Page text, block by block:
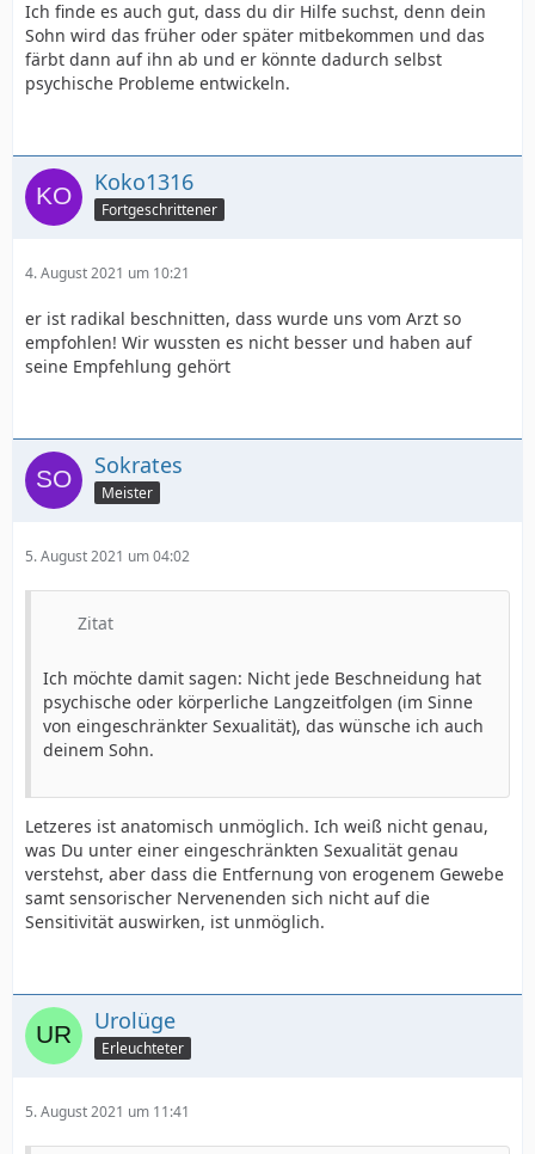
Ich finde es auch gut, dass du dir Hilfe suchst, denn dein
Sohn wird das früher oder später mitbekommen und das
färbt dann auf ihn ab und er könnte dadurch selbst
psychische Probleme entwickeln.
Koko1316
Fortgeschrittener
4. August 2021 um 10:21
er ist radikal beschnitten, dass wurde uns vom Arzt so
empfohlen! Wir wussten es nicht besser und haben auf
seine Empfehlung gehört
Sokrates
Meister
5. August 2021 um 04:02
Zitat
Ich möchte damit sagen: Nicht jede Beschneidung hat
psychische oder körperliche Langzeitfolgen (im Sinne
von eingeschränkter Sexualität), das wünsche ich auch
deinem Sohn.
Letzeres ist anatomisch unmöglich. Ich weiß nicht genau,
was Du unter einer eingeschränkten Sexualität genau
verstehst, aber dass die Entfernung von erogenem Gewebe
samt sensorischer Nervenenden sich nicht auf die
Sensitivität auswirken, ist unmöglich.
Urolüge
Erleuchteter
5. August 2021 um 11:41